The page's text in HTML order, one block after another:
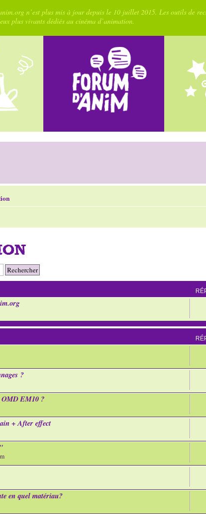
n’est plus mis à jour depuis le 10 juillet 2015. Les outils de
plus vivants dédiés au cinéma d’animation.
?
OMD EM10 ?
+ After effect
en quel matériau?